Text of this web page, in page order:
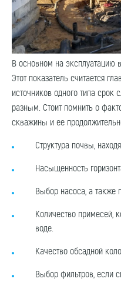
В основном на эксплуатацию
Этот показатель считается
источников одного типа
разным. Стоит помнить о
скважины и ее
Структура почвы,
Насыщенность
Выбор насоса, а также
Количество примесей,
воде.
Качество обсадной
Выбор фильтров, если